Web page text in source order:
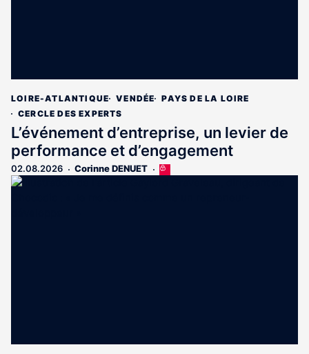
LOIRE-ATLANTIQUE VENDÉE
PAYS DE LA LOIRE
CERCLE DES EXPERTS
L’événement d’entreprise, un levier de
performance et d’engagement
02.08.2026 Corinne DENUET
Cet